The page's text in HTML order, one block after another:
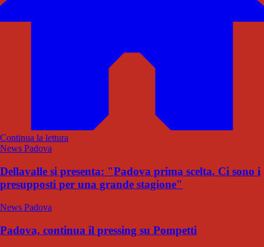
Continua la lettura
News Padova
Dellavalle si presenta: "Padova prima scelta. Ci sono i
presupposti per una grande stagione"
News Padova
Padova, continua il pressing su Pompetti